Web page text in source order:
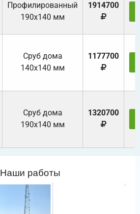
Профилированный
190х140 мм
1914700
Cруб дома
140х140 мм
1177700
Cруб дома
190х140 мм
1320700
Наши работы